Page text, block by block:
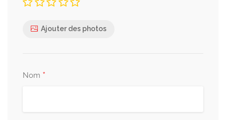
Ajouter des photos
Nom *